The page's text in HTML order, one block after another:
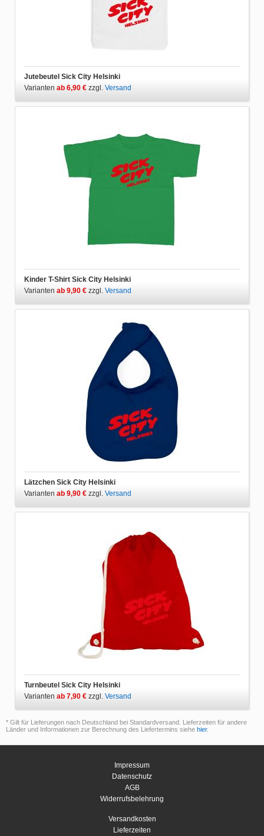
Jutebeutel Sick City Helsinki
Varianten ab 6,90 € zzgl. Versand
Kinder T-Shirt Sick City Helsinki
Varianten ab 9,90 € zzgl. Versand
Lätzchen Sick City Helsinki
Varianten ab 9,90 € zzgl. Versand
Turnbeutel Sick City Helsinki
Varianten ab 7,90 € zzgl. Versand
* Gilt für Lieferungen nach Deutschland bei Standardversand. Lieferzeiten für andere
Länder und Informationen zur Berechnung des Liefertermins siehe hier.
Impressum
Datenschutz
AGB
Widerrufsbelehrung
Versandkosten
Lieferzeiten